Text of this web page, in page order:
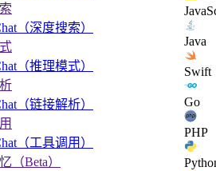
（深度搜索）
（推理模式）
（链接解析）
（工具调用）
（Beta）
Java
Swift
Go
PHP